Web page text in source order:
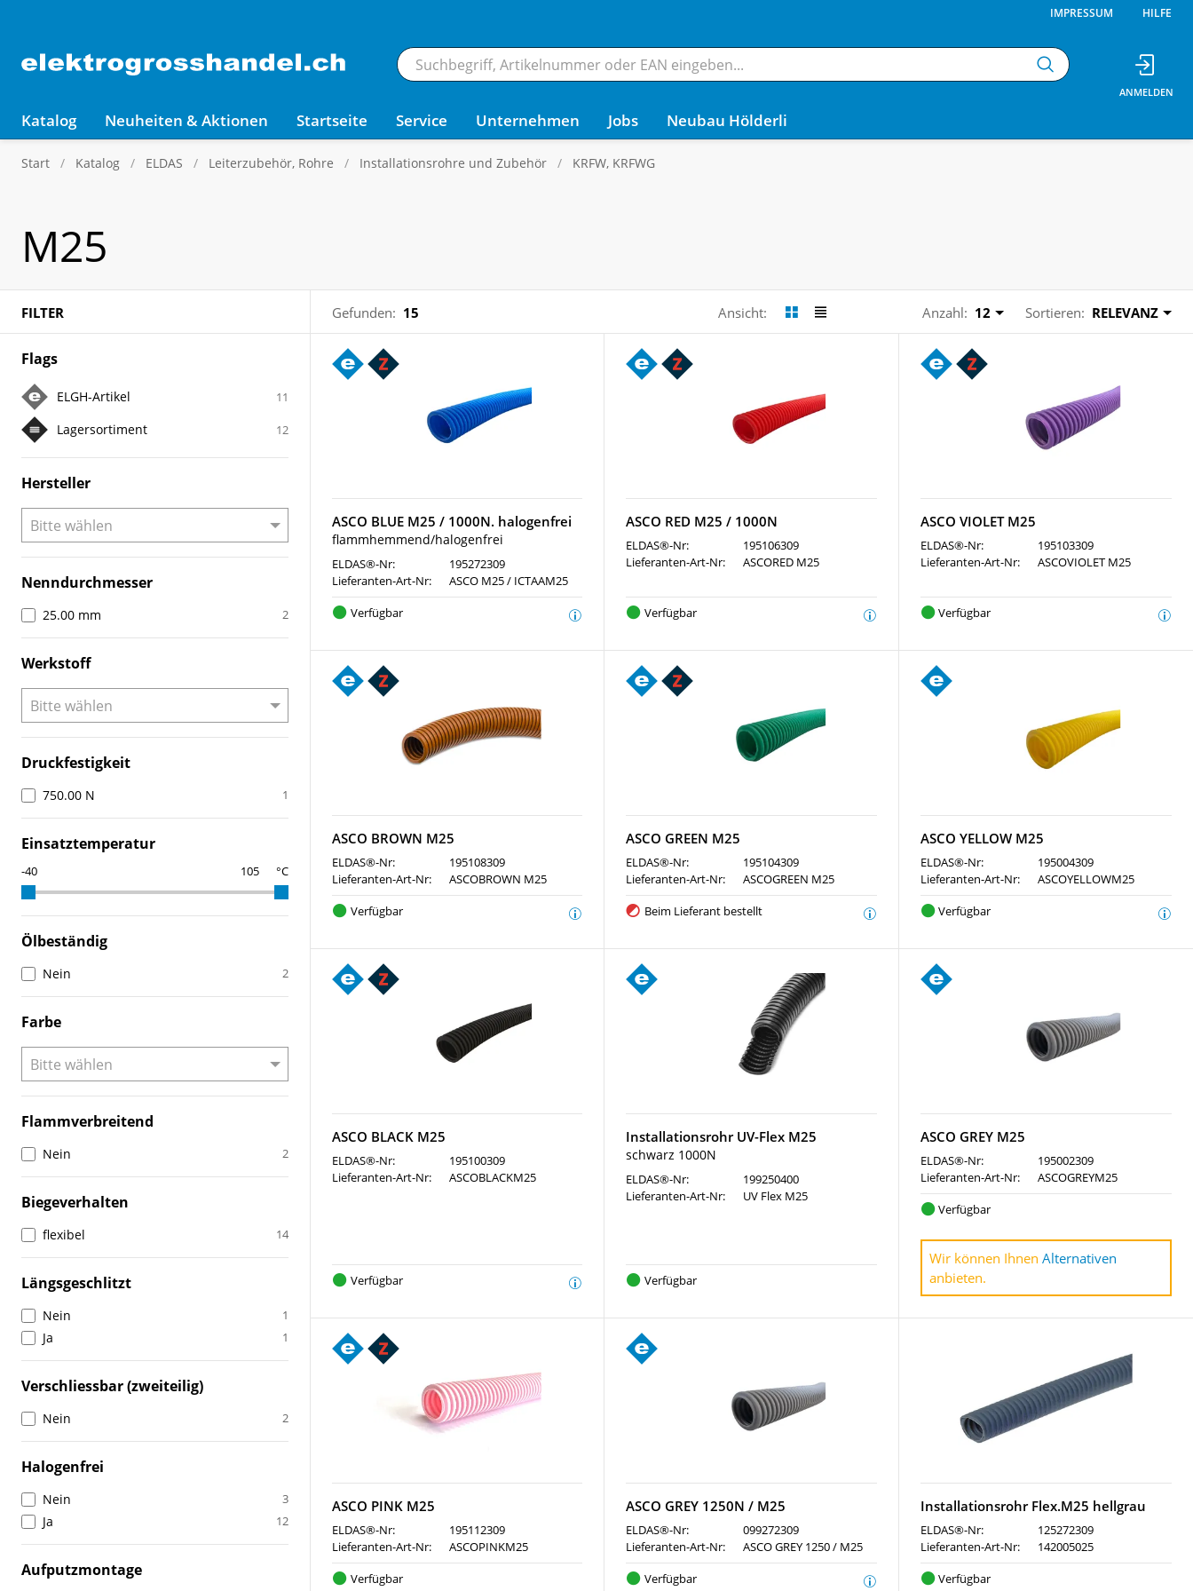
IMPRESSUM HILFE
Katalog Neuheiten & Aktionen Startseite Service Unternehmen Jobs Neubau Hölderli
Start Katalog ELDAS Leiterzubehör, Rohre Installationsrohre und Zubehör KRFW, KRFWG
M25
FILTER Gefunden: 15 Ansicht: Anzahl: 12 Sortieren: RELEVANZ
Flags
ELGH-Artikel 11
Lagersortiment 12
Hersteller
Nenndurchmesser
25.00 mm 2
Werkstoff
Druckfestigkeit
750.00 N 1
Einsatztemperatur
°C
Ölbeständig
Nein 2
Farbe
Flammverbreitend
Nein 2
Biegeverhalten
flexibel 14
Längsgeschlitzt
Nein 1
Ja 1
Verschliessbar (zweiteilig)
Nein 2
Halogenfrei
Nein 3
Ja 12
Aufputzmontage
ASCO BLUE M25 / 1000N. halogenfrei
flammhemmend/halogenfrei
ELDAS®-Nr:
195272309
Lieferanten-Art-Nr:
ASCO M25 / ICTAAM25
Verfügbar
ASCO RED M25 / 1000N
ELDAS®-Nr:
195106309
Lieferanten-Art-Nr:
ASCORED M25
Verfügbar
ASCO VIOLET M25
ELDAS®-Nr:
195103309
Lieferanten-Art-Nr:
ASCOVIOLET M25
Verfügbar
ASCO BROWN M25
ELDAS®-Nr:
195108309
Lieferanten-Art-Nr:
ASCOBROWN M25
Verfügbar
ASCO GREEN M25
ELDAS®-Nr:
195104309
Lieferanten-Art-Nr:
ASCOGREEN M25
Beim Lieferant bestellt
ASCO YELLOW M25
ELDAS®-Nr:
195004309
Lieferanten-Art-Nr:
ASCOYELLOWM25
Verfügbar
ASCO BLACK M25
ELDAS®-Nr:
195100309
Lieferanten-Art-Nr:
ASCOBLACKM25
Verfügbar
Installationsrohr UV-Flex M25
schwarz 1000N
ELDAS®-Nr:
199250400
Lieferanten-Art-Nr:
UV Flex M25
Verfügbar
ASCO GREY M25
ELDAS®-Nr:
195002309
Lieferanten-Art-Nr:
ASCOGREYM25
Verfügbar
Wir können Ihnen Alternativen
anbieten.
ASCO PINK M25
ELDAS®-Nr:
195112309
Lieferanten-Art-Nr:
ASCOPINKM25
Verfügbar
ASCO GREY 1250N / M25
ELDAS®-Nr:
099272309
Lieferanten-Art-Nr:
ASCO GREY 1250 / M25
Verfügbar
Installationsrohr Flex.M25 hellgrau
ELDAS®-Nr:
125272309
Lieferanten-Art-Nr:
142005025
Verfügbar